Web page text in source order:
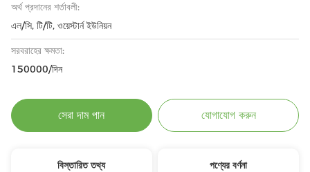
অর্থ প্রদানের শর্তাবলী:
এল/সি, টি/টি, ওয়েস্টার্ন ইউনিয়ন
সরবরাহের ক্ষমতা:
150000/দিন
সেরা দাম পান যোগাযোগ করুন
বিস্তারিত তথ্য পণ্যের বর্ণনা